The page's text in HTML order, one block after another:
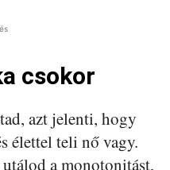
csokor
azt jelenti, hogy
élettel teli nő vagy.
utálod a monotonitást,